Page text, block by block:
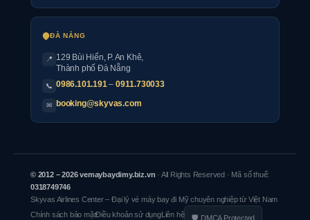
ĐÀ NẴNG
📍
129 Bùi Hiển, P. An Khê,
Thành phố Đà Nẵng
📞 0986.101.191–0911.730033
✉ booking@skyvas.com
© 2012 – 2026 vemaybaydimy.biz.vn · All Rights Reserved · Mã số thuế:
0318749746
Skyvas Airlines Center – Đại lý vé máy bay đi Mỹ chuyên nghiệp từ Việt Nam
Chính sách bảo mậtĐiều khoản sử dụngLiên hệ 🛡 DMCA Protected